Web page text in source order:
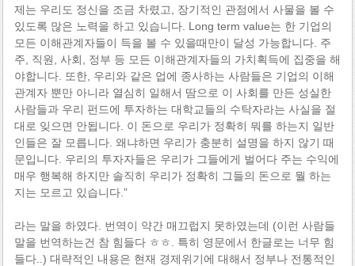
제는 우리도 정신을 조금 차렸고, 장기적인 관점에서 사물을 볼 수
있도록 많은 노력을 하고 있습니다. Long term value는 한 기업의
모든 이해관계자들이 득을 볼 수 있을때만이 달성 가능합니다. 주
주, 직원, 사회, 정부 등 모든 이해관계자들의 가치획득에 집중을 해
야합니다. 또한, 우리와 같은 업에 종사하는 사람들은 기업의 이해
관계자 뿐만 아니라 열심히 일해서 땀으로 이 사회를 만든 성실한
사람들과 우리 펀드에 투자하는 대학교들의 수탁자라는 사실을 절
대로 잊으면 안됩니다. 이 돈으로 우리가 정확히 뭐를 하는지 일반
인들은 잘 모릅니다. 왜냐하면 우리가 충분히 설명을 하지 않기 때
문입니다. 우리의 투자자들은 우리가 그들에게 벌어다 주는 수익에
매우 행복해 하지만 솔직히 우리가 정확히 그들의 돈으로 뭘 하는
지는 모르고 있습니다.”
라는 말을 하였다. 번역이 약간 매끄럽지 못하였는데 (이런 사람들
말을 번역하는건 참 힘들다 ㅎㅎ. 특히 영문에서 한글로는 너무 힘
들다..) 대략적인 내용은 현재 경제위기에 대해서 정부나 전통적인